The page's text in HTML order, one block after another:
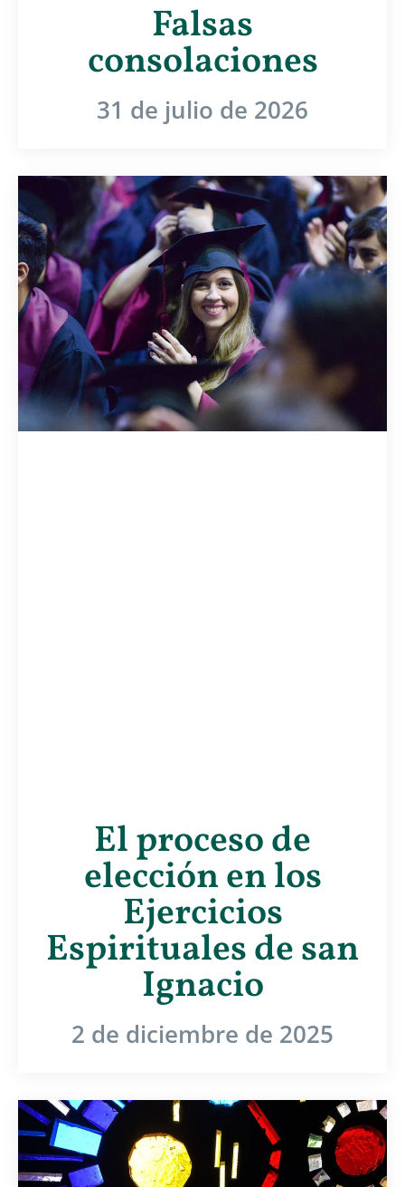
Falsas
consolaciones
31 de julio de 2026
El proceso de
elección en los
Ejercicios
Espirituales de san
Ignacio
2 de diciembre de 2025